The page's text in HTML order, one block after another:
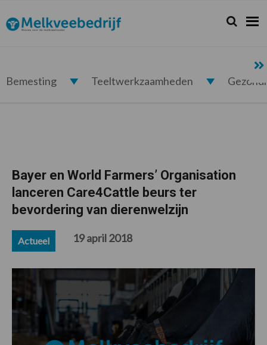
de
hoofdnavigatie
de
hoofd
de
eerste
de
voettekst
Melkveebedrijf.nl Zoeken...
Zoek
Bemesting Teeltwerkzaamheden
Bayer en World Farmers’ Organisation
lanceren Care4Cattle beurs ter
bevordering van dierenwelzijn
Actueel 19 april 2018